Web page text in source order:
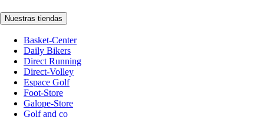
Nuestras tiendas
Basket-Center
Daily Bikers
Direct Running
Direct-Volley
Espace Golf
Foot-Store
Galope-Store
Golf and co